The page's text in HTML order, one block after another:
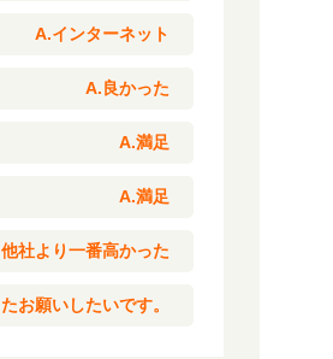
A.インターネット
A.良かった
A.満足
A.満足
社より一番高かった
お願いしたいです。